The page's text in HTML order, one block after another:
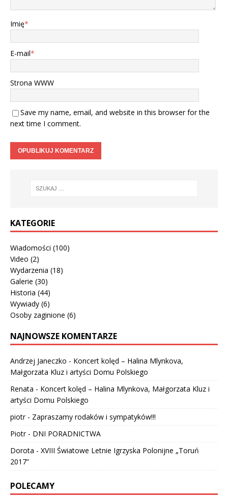
Imię*
E-mail*
Strona WWW
Save my name, email, and website in this browser for the
next time I comment.
KATEGORIE
Wiadomości (100)
Video (2)
Wydarzenia (18)
Galerie (30)
Historia (44)
Wywiady (6)
Osoby zaginione (6)
NAJNOWSZE KOMENTARZE
Andrzej Janeczko - Koncert kolęd – Halina Mlynkova,
Małgorzata Kluz i artyści Domu Polskiego
Renata - Koncert kolęd – Halina Mlynkova, Małgorzata Kluz i
artyści Domu Polskiego
piotr- Zapraszamy rodaków i sympatyków!!!
Piotr- DNI PORADNICTWA
Dorota - XVIII Światowe Letnie Igrzyska Polonijne „Toruń
2017”
POLECAMY